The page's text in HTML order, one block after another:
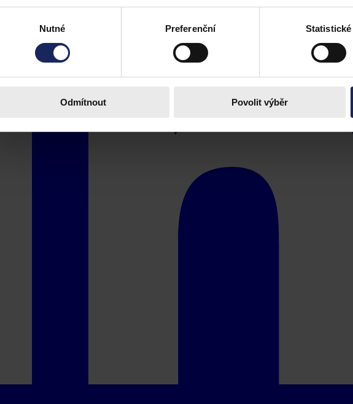
Nutné Preferenční Statistické
Odmítnout Povolit výběr